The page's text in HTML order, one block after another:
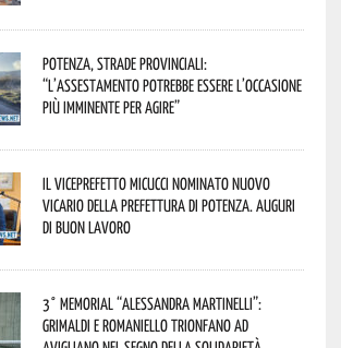
Potenza, strade provinciali:
“L’assestamento potrebbe essere l’occasione
più imminente per agire”
Il Viceprefetto Micucci nominato nuovo
Vicario della Prefettura di Potenza. Auguri
di buon lavoro
3° Memorial “Alessandra Martinelli”:
Grimaldi e Romaniello trionfano ad